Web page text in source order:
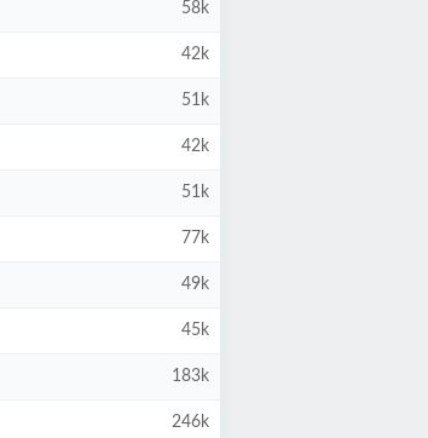
58k
42k
51k
42k
51k
77k
49k
45k
183k
246k